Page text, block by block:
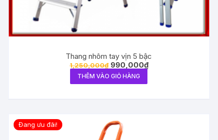
Thang nhôm tay vịn 5 bậc
1,250,000₫ 990,000₫
THÊM VÀO GIỎ HÀNG
Đang ưu đãi!